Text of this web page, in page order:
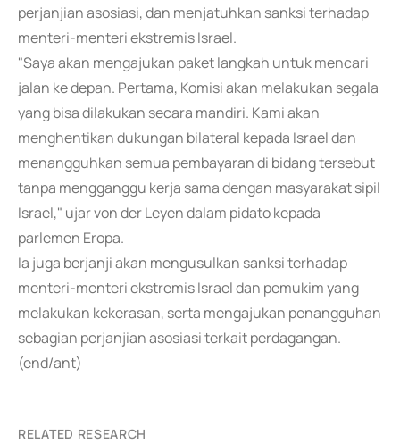
perjanjian asosiasi, dan menjatuhkan sanksi terhadap
menteri-menteri ekstremis Israel.
"Saya akan mengajukan paket langkah untuk mencari
jalan ke depan. Pertama, Komisi akan melakukan segala
yang bisa dilakukan secara mandiri. Kami akan
menghentikan dukungan bilateral kepada Israel dan
menangguhkan semua pembayaran di bidang tersebut
tanpa mengganggu kerja sama dengan masyarakat sipil
Israel," ujar von der Leyen dalam pidato kepada
parlemen Eropa.
Ia juga berjanji akan mengusulkan sanksi terhadap
menteri-menteri ekstremis Israel dan pemukim yang
melakukan kekerasan, serta mengajukan penangguhan
sebagian perjanjian asosiasi terkait perdagangan.
(end/ant)
RELATED RESEARCH